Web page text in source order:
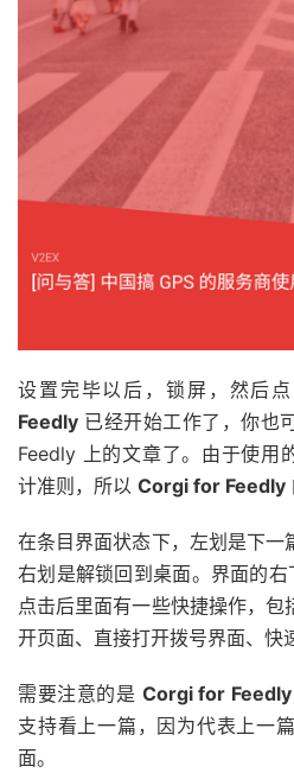
设置完毕以后，锁屏，然后
Feedly 已经开始工作了，你也
Feedly 上的文章了。由于使用
计准则，所以 Corgi for Feedly
在条目界面状态下，左划是下一
右划是解锁回到桌面。界面的右
点击后里面有一些快捷操作，
开页面、直接打开拨号界面、快
需要注意的是 Corgi for Feedly
支持看上一篇，因为代表上一
面。